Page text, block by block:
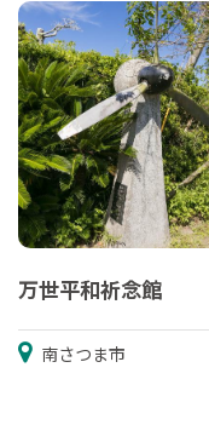
万世平和祈念館
南さつま市